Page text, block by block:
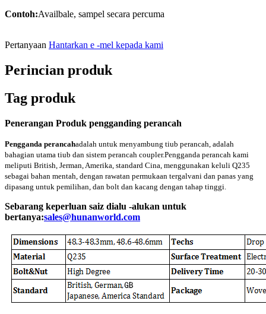
Contoh:Availbale, sampel secara percuma
Pertanyaan Hantarkan e -mel kepada kami
Perincian produk
Tag produk
Penerangan Produk pengganding perancah
Pengganda perancahadalah untuk menyambung tiub perancah, adalah
bahagian utama tiub dan sistem perancah coupler.Pengganda perancah kami
meliputi British, Jerman, Amerika, standard Cina, menggunakan keluli Q235
sebagai bahan mentah, dengan rawatan permukaan tergalvani dan panas yang
dipasang untuk pemilihan, dan bolt dan kacang dengan tahap tinggi.
Sebarang keperluan saiz dialu -alukan untuk
bertanya:sales@hunanworld.com